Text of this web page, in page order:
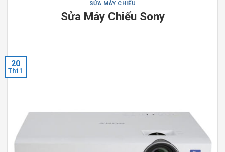
SỬA MÁY CHIẾU
Sửa Máy Chiếu Sony
20
Th11